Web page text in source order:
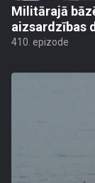
Militārajā
aizsardzības
410. epizode